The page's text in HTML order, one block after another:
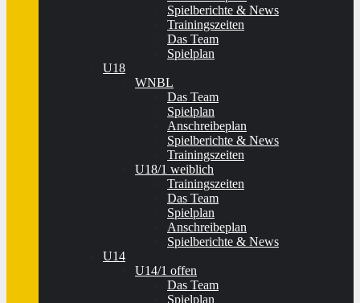
Spielberichte & News
Trainingszeiten
Das Team
Spielplan
U18
WNBL
Das Team
Spielplan
Anschreibeplan
Spielberichte & News
Trainingszeiten
U18/1 weiblich
Trainingszeiten
Das Team
Spielplan
Anschreibeplan
Spielberichte & News
U14
U14/1 offen
Das Team
Spielplan